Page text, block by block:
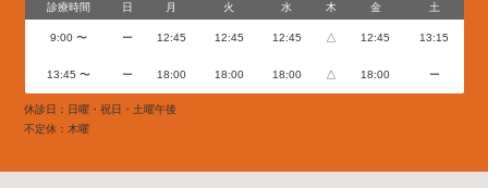
診療時間 日 月 火 水 木 金 土
9:00 〜 ー 12:45 12:45 12:45 △ 12:45 13:15
13:45 〜 ー 18:00 18:00 18:00 △ 18:00 ー
休診日：日曜・祝日・土曜午後
不定休：木曜